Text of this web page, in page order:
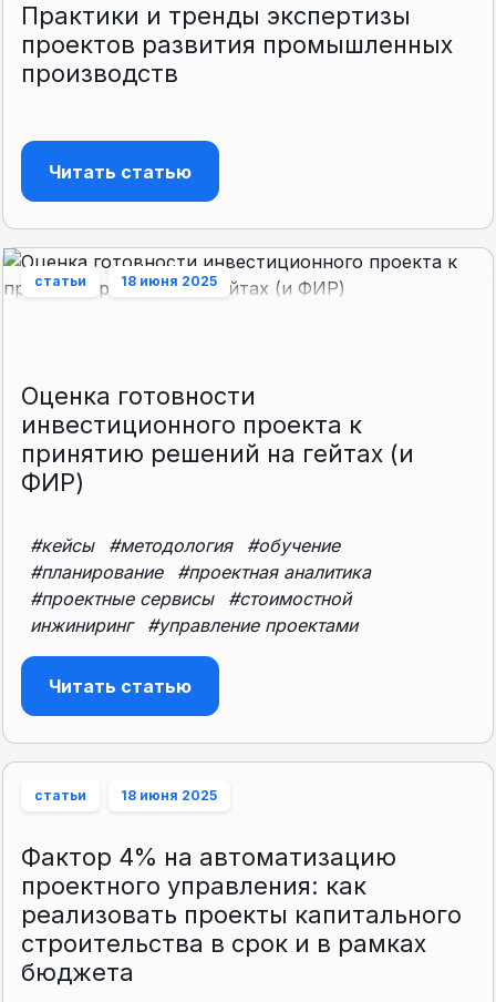
Практики и тренды экспертизы
проектов развития промышленных
производств
Читать статью
статьи 18 июня 2025
Оценка готовности
инвестиционного проекта к
принятию решений на гейтах (и
ФИР)
#кейсы #методология
#обучение
#планирование
#проектная аналитика
#проектные сервисы
#стоимостной
инжиниринг
#управление проектами
Читать статью
статьи 18 июня 2025
Фактор 4% на автоматизацию
проектного управления: как
реализовать проекты капитального
строительства в срок и в рамках
бюджета